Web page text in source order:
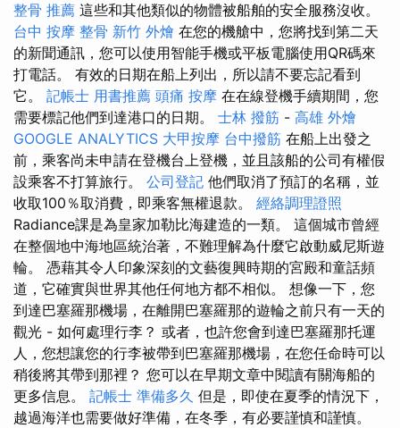
整骨 推薦 這些和其他類似的物體被船舶的安全服務沒收。
台中 按摩 整骨 新竹 外燴 在您的機艙中，您將找到第二天
的新聞通訊，您可以使用智能手機或平板電腦使用QR碼來
打電話。 有效的日期在船上列出，所以請不要忘記看到
它。 記帳士 用書推薦 頭痛 按摩 在在線登機手續期間，您
需要標記他們到達港口的日期。 士林 撥筋 - 高雄 外燴
GOOGLE ANALYTICS 大甲按摩 台中撥筋 在船上出發之
前，乘客尚未申請在登機台上登機，並且該船的公司有權假
設乘客不打算旅行。 公司登記 他們取消了預訂的名稱，並
收取100％取消費，即乘客無權退款。 經絡調理證照
Radiance課是為皇家加勒比海建造的一類。 這個城市曾經
在整個地中海地區統治著，不難理解為什麼它啟動威尼斯遊
輪。 憑藉其令人印象深刻的文藝復興時期的宮殿和童話頻
道，它確實與世界其他任何地方都不相似。 想像一下，您
到達巴塞羅那機場，在離開巴塞羅那的遊輪之前只有一天的
觀光 - 如何處理行李？ 或者，也許您會到達巴塞羅那托運
人，您想讓您的行李被帶到巴塞羅那機場，在您任命時可以
稍後將其帶到那裡？ 您可以在早期文章中閱讀有關海船的
更多信息。 記帳士 準備多久 但是，即使在夏季的情況下，
越過海洋也需要做好準備，在冬季，有必要謹慎和謹慎。